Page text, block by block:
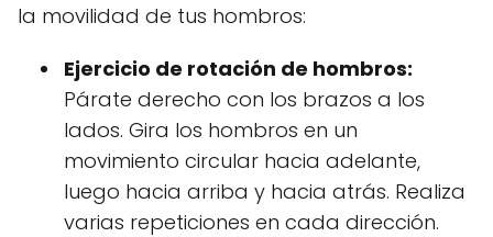
la movilidad de tus hombros:
Ejercicio de rotación de hombros:
Párate derecho con los brazos a los
lados. Gira los hombros en un
movimiento circular hacia adelante,
luego hacia arriba y hacia atrás. Realiza
varias repeticiones en cada dirección.